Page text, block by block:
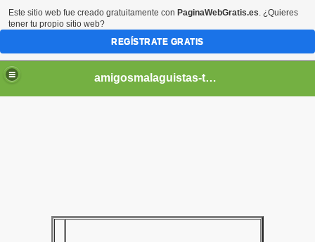
amigosmalaguistas-temporadas
Este sitio web fue creado gratuitamente con PaginaWebGratis.es. ¿Quieres
tener tu propio sitio web?
REGÍSTRATE GRATIS